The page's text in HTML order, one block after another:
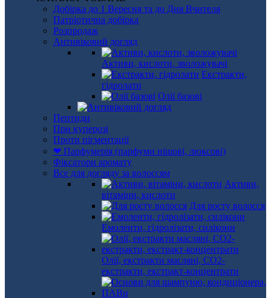
Добірка до 1 Вересня та до Дня Вчителя
Патріотична добірка
Розпродаж
Антивіковий догляд
Активи, кислоти, зволожувачі
Екстракти,
гідролати
Олії базові
Пептиди
При куперозі
Проти пігментації
❤ Парфумерія (парфуми нішові, люксові)
Фіксатори аромату
Все для догляду за волоссям
Активи,
вітаміни, кислоти
Для росту волосся
Емоленти, гідролізати, силікони
Олії, екстракти масляні, СО2-
екстракти, екстракт-концентрати